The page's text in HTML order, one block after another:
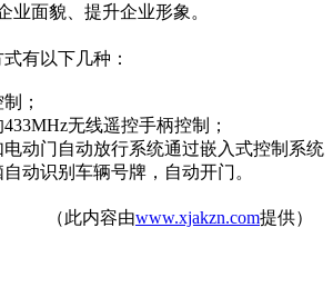
业面貌、提升企业形象。
有以下几种：
；
无线遥控手柄控制；
动门自动放行系统通过嵌入式控制系统
动识别车辆号牌，自动开门。
（此内容由www.xjakzn.com提供）